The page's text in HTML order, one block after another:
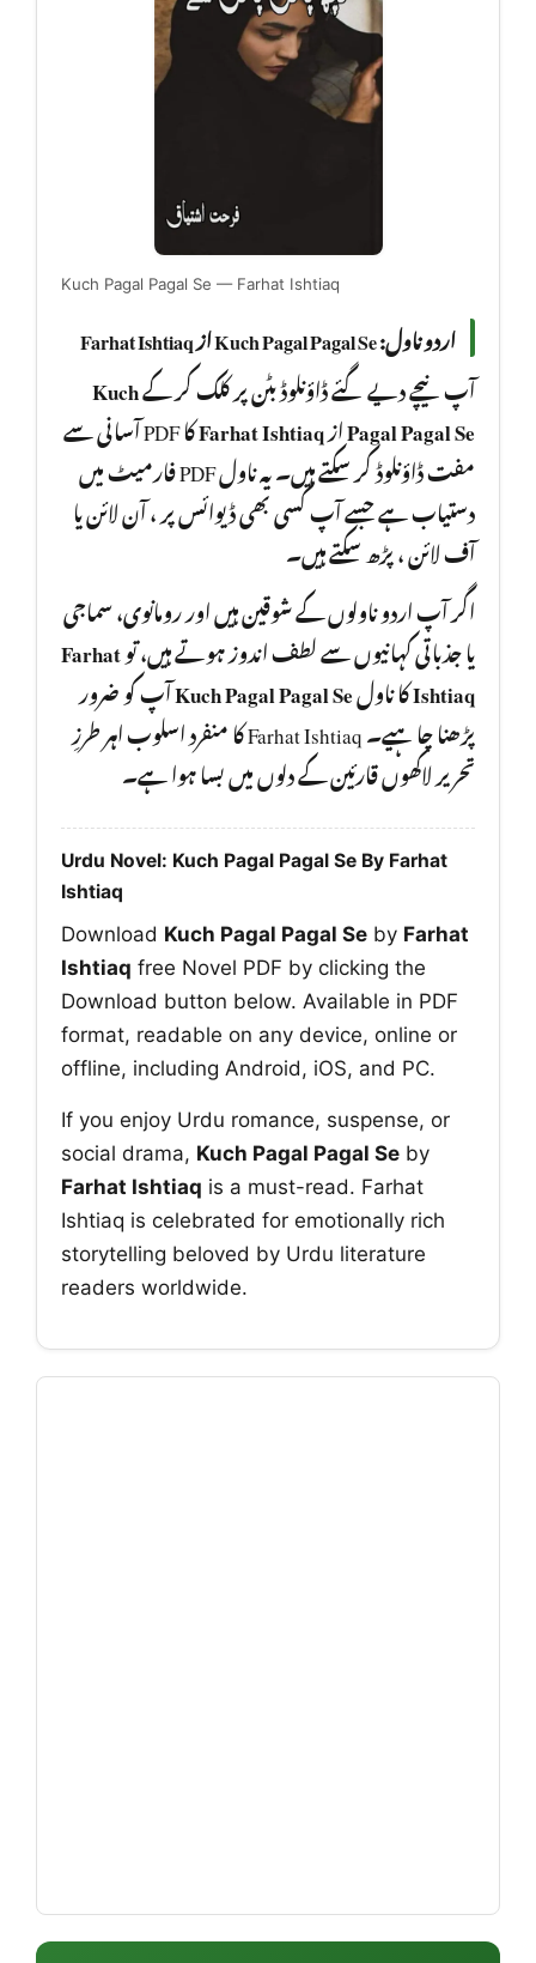
Kuch Pagal Pagal Se — Farhat Ishtiaq
اردو ناول: Kuch Pagal Pagal Se از Farhat Ishtiaq
آپ نیچے دیے گئے ڈاؤنلوڈ بٹن پر کلک کر کےKuch
Pagal Pagal SeازFarhat Ishtiaq
کا PDF آسانی سے
مفت ڈاؤنلوڈ کر سکتے ہیں۔ یہ ناول PDF فارمیٹ میں
دستیاب ہے جسے آپ کسی بھی ڈیوائس پر ، آن لائن یا
آف لائن ، پڑھ سکتے ہیں۔
اگر آپ اردو ناولوں کے شوقین ہیں اور رومانوی، سماجی
یا جذباتی کہانیوں سے لطف اندوز ہوتے ہیں، توFarhat
Ishtiaqکا ناولKuch Pagal Pagal Seآپ کو ضرور
پڑھنا چا ہیے۔ Farhat Ishtiaq کا منفرد اسلوب اہر طرزِ
تحریر لاکھوں قارئین کے دلوں میں بسا ہوا ہے۔
Urdu Novel: Kuch Pagal Pagal Se By Farhat
Ishtiaq
Download Kuch Pagal Pagal Se by Farhat
Ishtiaq free Novel PDF by clicking the
Download button below. Available in PDF
format, readable on any device, online or
offline, including Android, iOS, and PC.
If you enjoy Urdu romance, suspense, or
social drama, Kuch Pagal Pagal Se by
Farhat Ishtiaq is a must-read. Farhat
Ishtiaq is celebrated for emotionally rich
storytelling beloved by Urdu literature
readers worldwide.